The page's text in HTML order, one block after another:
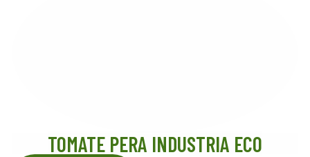
TOMATE PERA INDUSTRIA ECO